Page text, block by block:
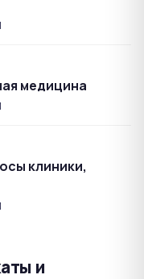
медицина
клиники,
и